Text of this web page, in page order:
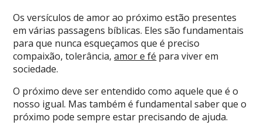
Os versículos de amor ao próximo estão presentes
em várias passagens bíblicas. Eles são fundamentais
para que nunca esqueçamos que é preciso
compaixão, tolerância,amor e fé para viver em
sociedade.
O próximo deve ser entendido como aquele que é o
nosso igual. Mas também é fundamental saber que o
próximo pode sempre estar precisando de ajuda.